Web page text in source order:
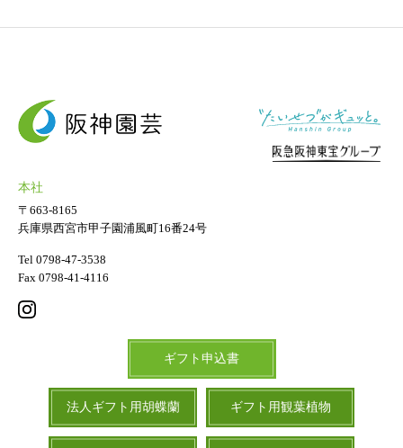
法人ギフト用胡蝶蘭 ギフト用観葉植物
プライバシーポリシー
本社
〒663-8165
兵庫県西宮市甲子園浦風町16番24号
Tel 0798-47-3538
Fax 0798-41-4116
ギフト申込書
法人ギフト用胡蝶蘭 ギフト用観葉植物